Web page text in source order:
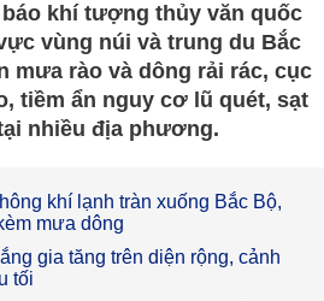
khí tượng thủy văn quốc
vùng núi và trung du Bắc
mưa rào và dông rải rác, cục
tiềm ẩn nguy cơ lũ quét, sạt
nhiều địa phương.
khí lạnh tràn xuống Bắc Bộ,
mưa dông
gia tăng trên diện rộng, cảnh
tối